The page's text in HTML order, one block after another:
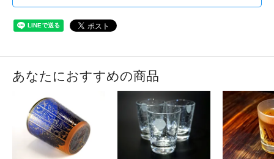
あなたにおすすめの商品